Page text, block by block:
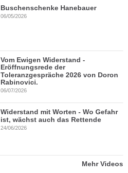
Buschenschenke Hanebauer
06/05/2026
Vom Ewigen Widerstand -
Eröffnungsrede der
Toleranzgespräche 2026 von Doron
Rabinovici.
06/07/2026
Widerstand mit Worten - Wo Gefahr
ist, wächst auch das Rettende
24/06/2026
Mehr Videos